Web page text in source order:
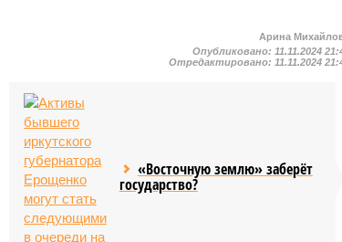
Арина
Опубликовано: 11.11.2024
Отредактировано: 11.11.2024
«Восточную землю» заберёт
государство?